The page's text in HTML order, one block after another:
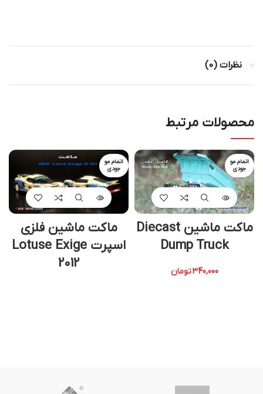
نظرات (0)
محصولات مرتبط
اتمام مو
جودی
ماکت ماشین Diecast
Dump Truck
340,000تومان
اتمام مو
جودی
ماکت ماشین فلزی
اسپرت Lotuse Exige
2012